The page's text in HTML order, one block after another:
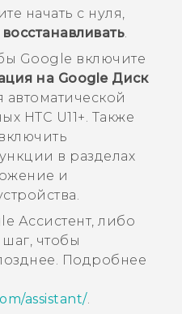
начать с нуля,
Google включите
на Google Диск
HTC U11‍+ Также
в разделах
и
Ассистент , либо
шаг, чтобы
Подробнее
assistant/.